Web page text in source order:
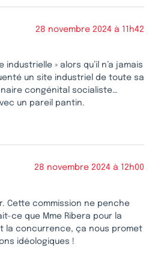
28 novembre 2024 à 11h42
» alors qu’il n’a jamais
un site industriel de toute sa
congénital socialiste…
un pareil pantin.
28 novembre 2024 à 12h00
Cette commission ne penche
ce que Mme Ribera pour la
la concurrence, ça nous promet
idéologiques !